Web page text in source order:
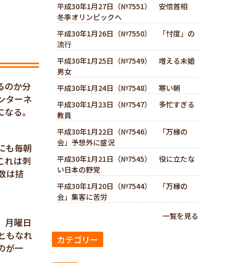
のか分
ターネ
る。
も毎朝
れは刺
は拮
月曜日
もなれ
が一
平成30年1月27日（№7551） 安倍首相
冬季オリンピックへ
平成30年1月26日（№7550） 「忖度」の
流行
平成30年1月25日（№7549） 増える未婚
男女
平成30年1月24日（№7548） 寒い朝
平成30年1月23日（№7547） 多忙すぎる
教員
平成30年1月22日（№7546） 「万縁の
会」予想外に盛況
平成30年1月21日（№7545） 役に立たな
い日本の野党
平成30年1月20日（№7544） 「万縁の
会」集客に苦労
一覧を見る
カテゴリー